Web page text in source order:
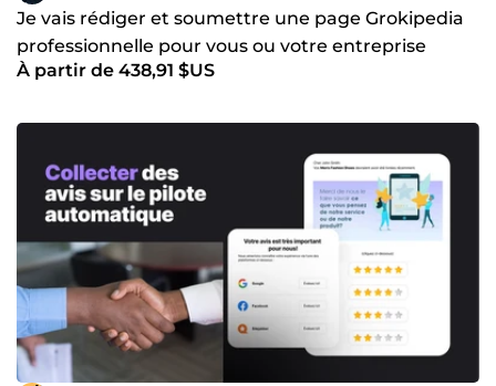
Je vais rédiger et soumettre une page Grokipedia
professionnelle pour vous ou votre entreprise
À partir de 438,91 $US